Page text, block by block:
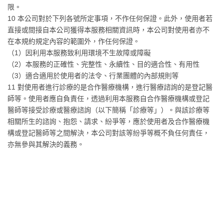
限。
10 本公司對於下列各號所定事項，不作任何保證。此外，使用者若
直接或間接自本公司獲得本服務相關資訊時，本公司對使用者亦不
在本規約規定內容的範圍外，作任何保證。
（1）因利用本服務致利用環境不生故障或障礙
（2）本服務的正確性、完整性、永續性、目的適合性、有用性
（3）適合適用於使用者的法令、行業團體的內部規則等
11 對使用者進行診療的是合作醫療機構，進行醫療諮詢的是登記醫
師等。使用者應自負責任，透過利用本服務自合作醫療機構或登記
醫師等接受診療或醫療諮詢（以下簡稱「診療等」）。與該診療等
相關所生的諮詢、抱怨、請求、紛爭等，應於使用者及合作醫療機
構或登記醫師等之間解決，本公司對該等紛爭等概不負任何責任，
亦無參與其解決的義務。